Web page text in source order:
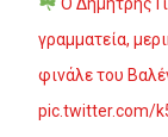
γραμματεία,
φινάλε του
pic.twitter.com/